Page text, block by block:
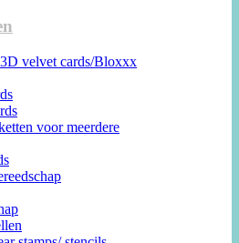
velvet cards/Bloxxx
voor meerdere